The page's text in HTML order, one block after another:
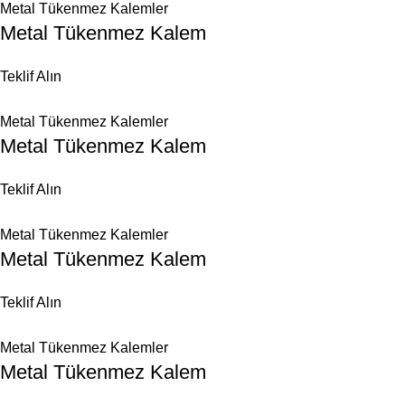
Metal Tükenmez Kalemler
Metal Tükenmez Kalem
Teklif Alın
Metal Tükenmez Kalemler
Metal Tükenmez Kalem
Teklif Alın
Metal Tükenmez Kalemler
Metal Tükenmez Kalem
Teklif Alın
Metal Tükenmez Kalemler
Metal Tükenmez Kalem